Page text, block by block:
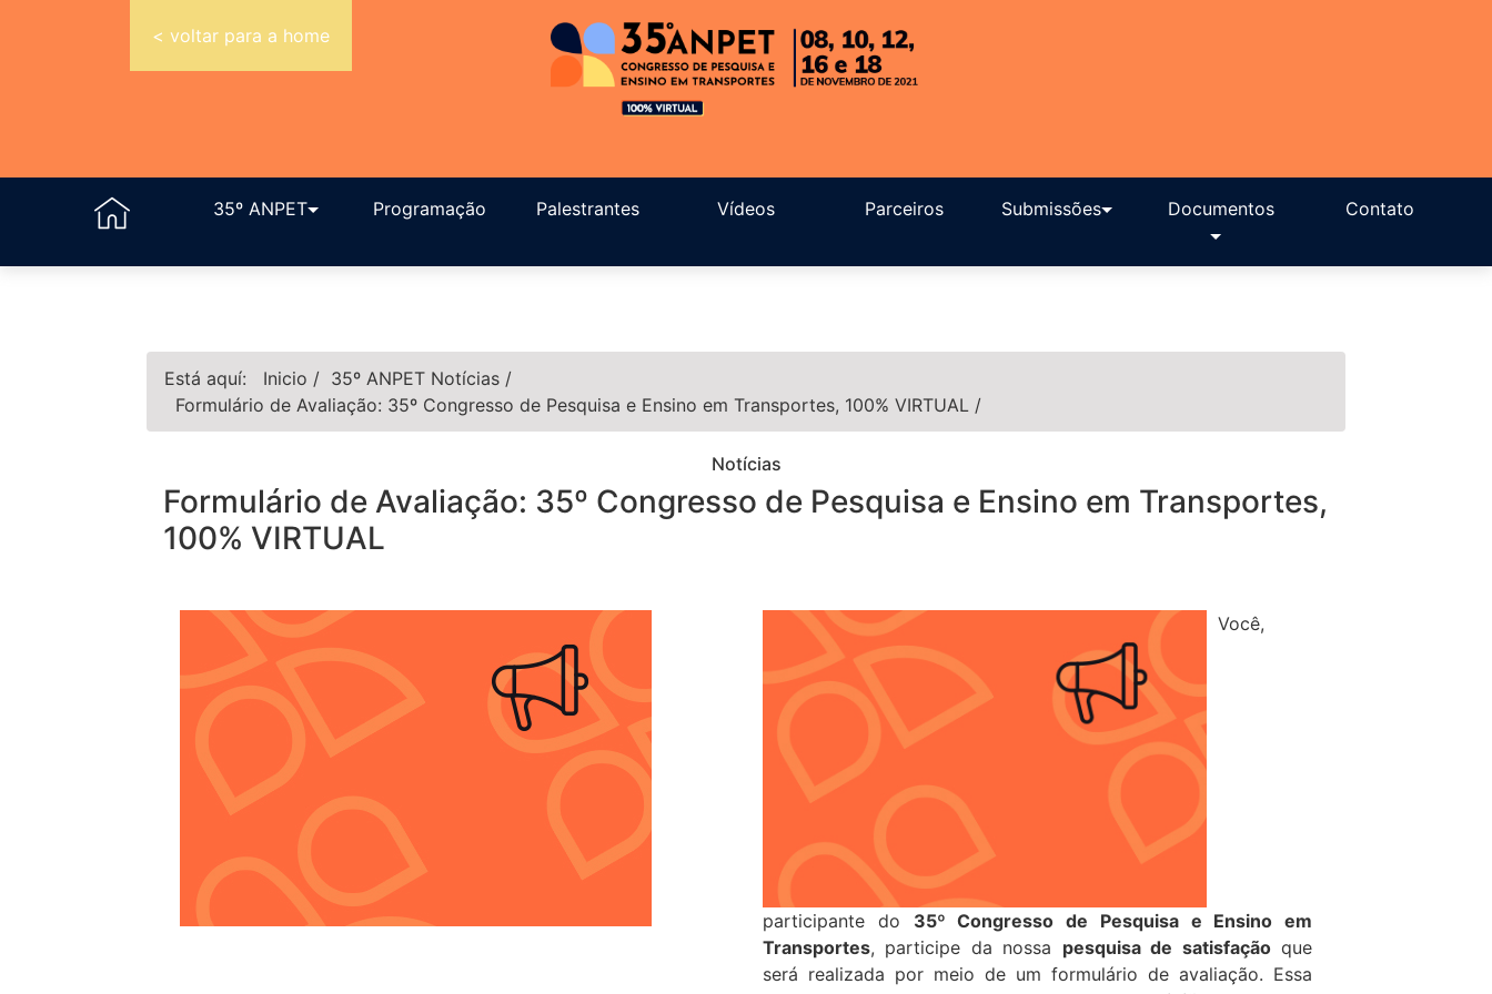
35º ANPET Programação Palestrantes Vídeos Parceiros Submissões Documentos Contato
< voltar para a home
Está aquí: Inicio / 35º ANPET Notícias /
Formulário de Avaliação: 35º Congresso de Pesquisa e Ensino em Transportes, 100% VIRTUAL /
Notícias
Formulário de Avaliação: 35º Congresso de Pesquisa e Ensino em Transportes,
100% VIRTUAL
Você,
participante do 35º Congresso de Pesquisa e Ensino em
Transportes, participe da nossa pesquisa de satisfaçãoque
será realizada por meio de um formulário de avaliação. Essa